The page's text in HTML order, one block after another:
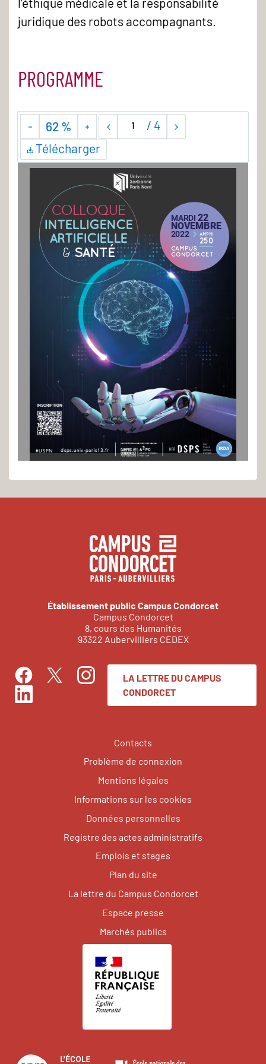
juridique des robots accompagnants.
PROGRAMME
62 % / 4
Télécharger
COLLOQUE
INTELLIGENCE
ARTIFICIELLE
& SANTÉ
MARDI 22
NOVEMBRE
2022 >
CAMPUS
CONDORCET
AMPHI
250
#USPN dsps.univ-paris13.fr
INSCRIPTION
Établissement public Campus Condorcet
Campus Condorcet
8, cours des Humanités
93322 Aubervilliers CEDEX
FacebookTwitterInstagram
LinkedIn
LA LETTRE DU CAMPUS
CONDORCET
Contacts
Problème de connexion
Mentions légales
Informations sur les cookies
Données personnelles
Registre des actes administratifs
Emplois et stages
Plan du site
La lettre du Campus Condorcet
Espace presse
Marchés publics